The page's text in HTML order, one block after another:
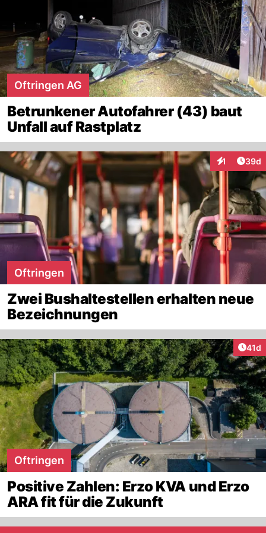
Oftringen AG
Betrunkener Autofahrer (43) baut
Unfall auf Rastplatz
1
Interaktionen
39d
Oftringen
Zwei Bushaltestellen erhalten neue
Bezeichnungen
41d
Oftringen
Positive Zahlen: Erzo KVA und Erzo
ARA fit für die Zukunft